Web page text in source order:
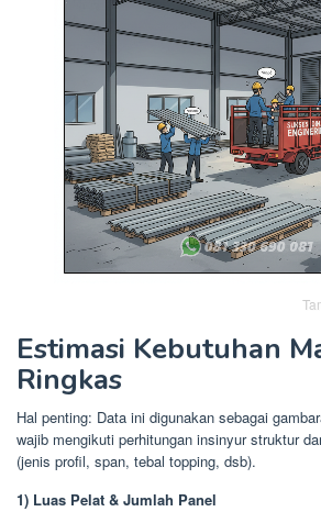
Estimasi Kebutuhan
Ringkas
Hal penting: Data ini digunakan sebagai
wajib mengikuti perhitungan insinyur struktur
(jenis profil, span, tebal topping, dsb).
1) Luas Pelat & Jumlah Panel